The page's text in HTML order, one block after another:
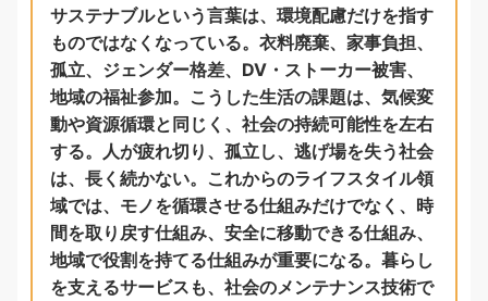
サステナブルという言葉は、環境配慮だけを指す
ものではなくなっている。衣料廃棄、家事負担、
孤立、ジェンダー格差、DV・ストーカー被害、
地域の福祉参加。こうした生活の課題は、気候変
動や資源循環と同じく、社会の持続可能性を左右
する。人が疲れ切り、孤立し、逃げ場を失う社会
は、長く続かない。これからのライフスタイル領
域では、モノを循環させる仕組みだけでなく、時
間を取り戻す仕組み、安全に移動できる仕組み、
地域で役割を持てる仕組みが重要になる。暮らし
を支えるサービスも、社会のメンテナンス技術で